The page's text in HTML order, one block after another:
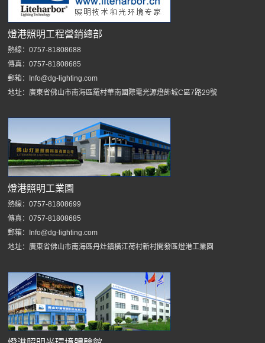
燈港照明工程營銷總部
熱線：0757-81808688
傳真：0757-81808685
郵箱：Info@dg-lighting.com
地址：廣東省佛山市南海區羅村華南國際電光源燈飾城C區7路29號
燈港照明工業園
熱線：0757-81808699
傳真：0757-81808685
郵箱：Info@dg-lighting.com
地址：廣東省佛山市南海區丹灶鎮橫江荷村新村開發區燈港工業園